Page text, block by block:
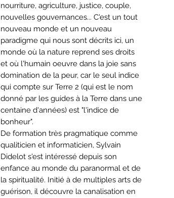
nourriture, agriculture, justice, couple,
nouvelles gouvernances... C'est un tout
nouveau monde et un nouveau
paradigme qui nous sont décrits ici, un
monde où la nature reprend ses droits
et où l'humain oeuvre dans la joie sans
domination de la peur, car le seul indice
qui compte sur Terre 2 (qui est le nom
donné par les guides à la Terre dans une
centaine d'années) est "l'indice de
bonheur".
De formation très pragmatique comme
qualiticien et informaticien, Sylvain
Didelot s'est intéressé depuis son
enfance au monde du paranormal et de
la spiritualité. Initié à de multiples arts de
guérison, il découvre la canalisation en